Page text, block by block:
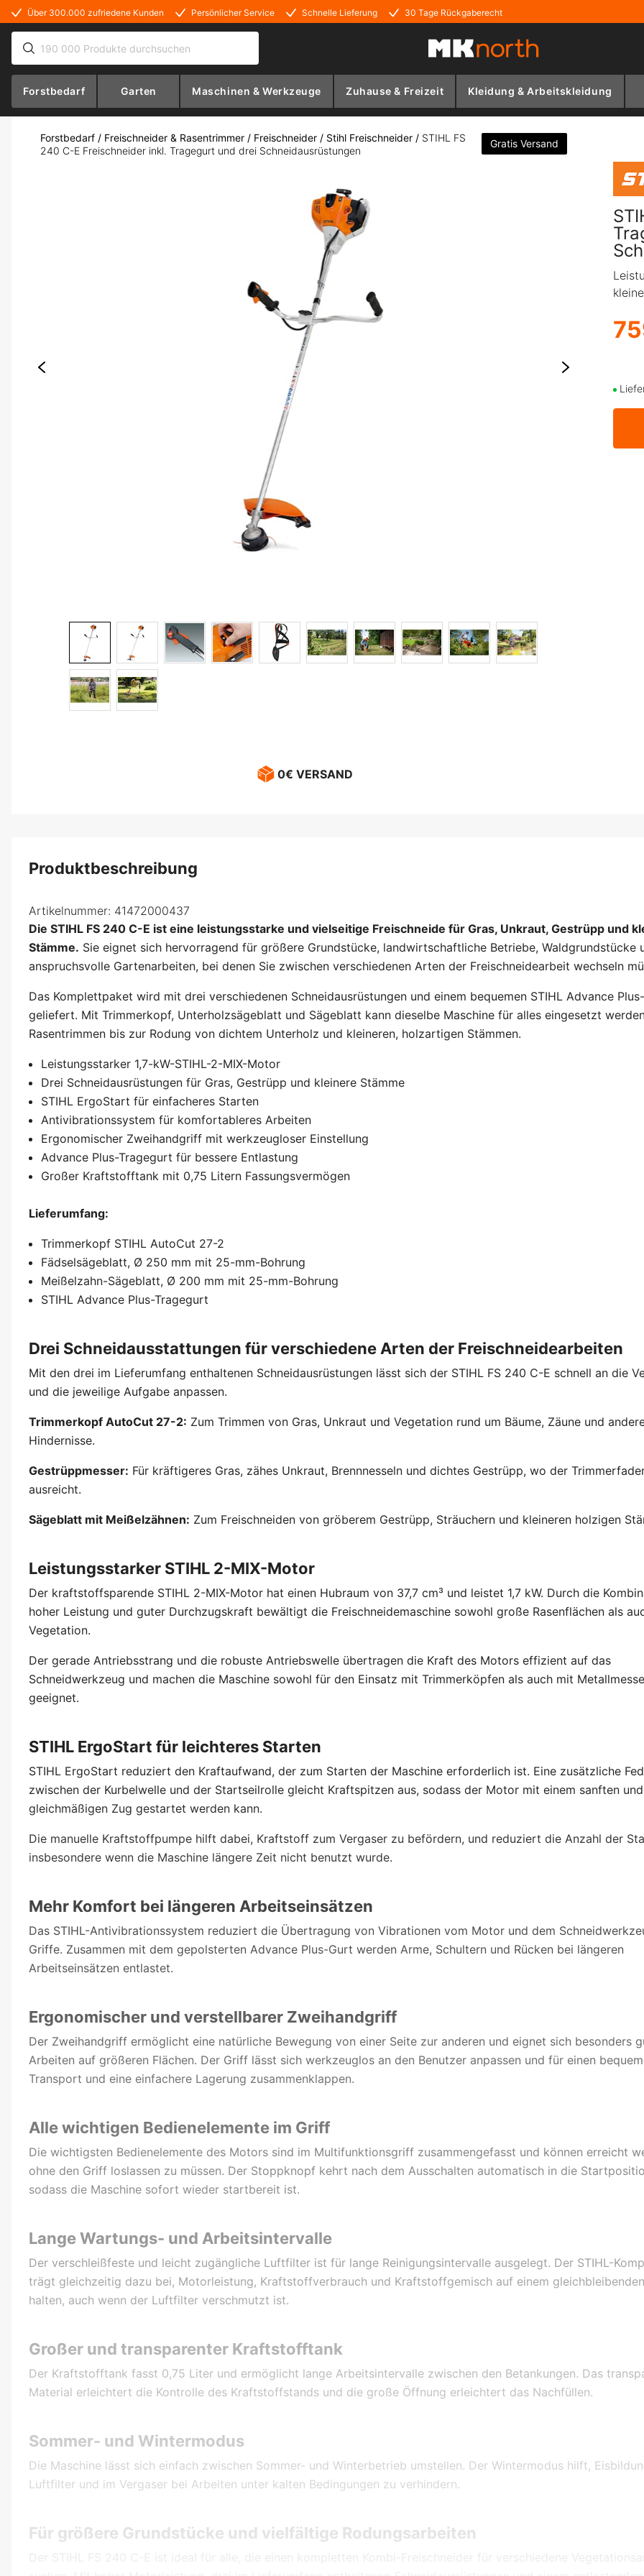
Über 300.000 zufriedene Kunden Persönlicher Service Schnelle Lieferung 30 Tage Rückgaberecht
Forstbedarf Garten Maschinen & Werkzeuge Zuhause & Freizeit Kleidung & Arbeitskleidung
Forstbedarf / Freischneider & Rasentrimmer / Freischneider / Stihl Freischneider / STIHL FS
240 C-E Freischneider inkl. Tragegurt und drei Schneidausrüstungen
Gratis Versand
0€ VERSAND
Produktbeschreibung
Artikelnummer: 41472000437
Die STIHL FS 240 C-E ist eine leistungsstarke und vielseitige Freischneide für Gras, Unkraut, Gestrüpp und
Stämme. Sie eignet sich hervorragend für größere Grundstücke, landwirtschaftliche Betriebe, Waldgrundstücke
anspruchsvolle Gartenarbeiten, bei denen Sie zwischen verschiedenen Arten der Freischneidearbeit wechseln
Das Komplettpaket wird mit drei verschiedenen Schneidausrüstungen und einem bequemen STIHL Advance
geliefert. Mit Trimmerkopf, Unterholzsägeblatt und Sägeblatt kann dieselbe Maschine für alles eingesetzt
Rasentrimmen bis zur Rodung von dichtem Unterholz und kleineren, holzartigen Stämmen.
Leistungsstarker 1,7-kW-STIHL-2-MIX-Motor
Drei Schneidausrüstungen für Gras, Gestrüpp und kleinere Stämme
STIHL ErgoStart für einfacheres Starten
Antivibrationssystem für komfortableres Arbeiten
Ergonomischer Zweihandgriff mit werkzeugloser Einstellung
Advance Plus-Tragegurt für bessere Entlastung
Großer Kraftstofftank mit 0,75 Litern Fassungsvermögen
Lieferumfang:
Trimmerkopf STIHL AutoCut 27-2
Fädselsägeblatt, Ø 250 mm mit 25-mm-Bohrung
Meißelzahn-Sägeblatt, Ø 200 mm mit 25-mm-Bohrung
STIHL Advance Plus-Tragegurt
Drei Schneidausstattungen für verschiedene Arten der Freischneidearbeiten
Mit den drei im Lieferumfang enthaltenen Schneidausrüstungen lässt sich der STIHL FS 240 C-E schnell an die
und die jeweilige Aufgabe anpassen.
Trimmerkopf AutoCut 27-2: Zum Trimmen von Gras, Unkraut und Vegetation rund um Bäume, Zäune und
Hindernisse.
Gestrüppmesser: Für kräftigeres Gras, zähes Unkraut, Brennnesseln und dichtes Gestrüpp, wo der
ausreicht.
Sägeblatt mit Meißelzähnen: Zum Freischneiden von gröberem Gestrüpp, Sträuchern und kleineren holzigen
Leistungsstarker STIHL 2-MIX-Motor
Der kraftstoffsparende STIHL 2-MIX-Motor hat einen Hubraum von 37,7 cm³ und leistet 1,7 kW. Durch die
hoher Leistung und guter Durchzugskraft bewältigt die Freischneidemaschine sowohl große Rasenflächen als
Vegetation.
Der gerade Antriebsstrang und die robuste Antriebswelle übertragen die Kraft des Motors effizient auf das
Schneidwerkzeug und machen die Maschine sowohl für den Einsatz mit Trimmerköpfen als auch mit
geeignet.
STIHL ErgoStart für leichteres Starten
STIHL ErgoStart reduziert den Kraftaufwand, der zum Starten der Maschine erforderlich ist. Eine zusätzliche
zwischen der Kurbelwelle und der Startseilrolle gleicht Kraftspitzen aus, sodass der Motor mit einem sanften und
gleichmäßigen Zug gestartet werden kann.
Die manuelle Kraftstoffpumpe hilft dabei, Kraftstoff zum Vergaser zu befördern, und reduziert die Anzahl der
insbesondere wenn die Maschine längere Zeit nicht benutzt wurde.
Mehr Komfort bei längeren Arbeitseinsätzen
Das STIHL-Antivibrationssystem reduziert die Übertragung von Vibrationen vom Motor und dem
Griffe. Zusammen mit dem gepolsterten Advance Plus-Gurt werden Arme, Schultern und Rücken bei längeren
Arbeitseinsätzen entlastet.
Ergonomischer und verstellbarer Zweihandgriff
Der Zweihandgriff ermöglicht eine natürliche Bewegung von einer Seite zur anderen und eignet sich besonders
Arbeiten auf größeren Flächen. Der Griff lässt sich werkzeuglos an den Benutzer anpassen und für einen
Transport und eine einfachere Lagerung zusammenklappen.
Alle wichtigen Bedienelemente im Griff
Die wichtigsten Bedienelemente des Motors sind im Multifunktionsgriff zusammengefasst und können erreicht
ohne den Griff loslassen zu müssen. Der Stoppknopf kehrt nach dem Ausschalten automatisch in die
sodass die Maschine sofort wieder startbereit ist.
Lange Wartungs- und Arbeitsintervalle
Der verschleißfeste und leicht zugängliche Luftfilter ist für lange Reinigungsintervalle ausgelegt. Der STIHL-
trägt gleichzeitig dazu bei, Motorleistung, Kraftstoffverbrauch und Kraftstoffgemisch auf einem
halten, auch wenn der Luftfilter verschmutzt ist.
Großer und transparenter Kraftstofftank
Der Kraftstofftank fasst 0,75 Liter und ermöglicht lange Arbeitsintervalle zwischen den Betankungen. Das
Material erleichtert die Kontrolle des Kraftstoffstands und die große Öffnung erleichtert das Nachfüllen.
Sommer- und Wintermodus
Die Maschine lässt sich einfach zwischen Sommer- und Winterbetrieb umstellen. Der Wintermodus hilft,
Luftfilter und im Vergaser bei Arbeiten unter kalten Bedingungen zu verhindern.
Für größere Grundstücke und vielfältige Rodungsarbeiten